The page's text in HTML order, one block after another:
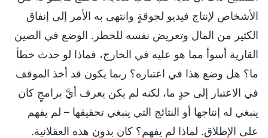
الأشخاص لإنتاج فيديو لجوقةٍ وانتهى به الأمر إلى إنفاق
الكثير من المال وتعريض نفسه للخطر. الوضع في الصين
القارية أسوأ مما هو عليه في الخارج، فماذا لو حدث خطأ
ما؟ هل وضع هذا في اعتباره؟ ربما يكون قد أخذ الموقف
في الاعتبار إلى حدٍ ما، لكنه لم يكن يعرف أيَّ برامجٍ كان
ينبغي له إنتاجها أو النتائج التي ينبغي تحقيقها – لم يفهم
على الإطلاق. لماذا لم يفهم؟ كان بدون هذه العقلانية.